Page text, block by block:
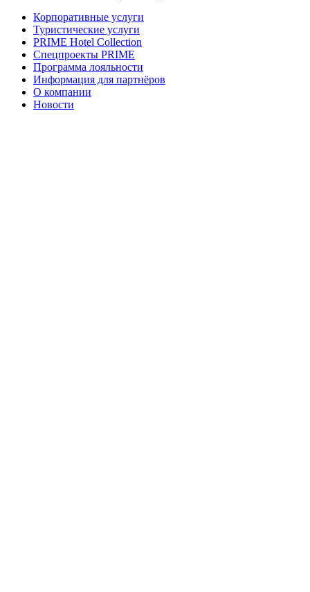
Корпоративные услуги
Туристические услуги
PRIME Hotel Collection
Спецпроекты PRIME
Программа лояльности
Информация для партнёров
О компании
Новости